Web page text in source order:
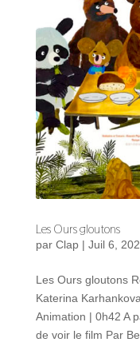
Les Ours gloutons
par Clap| Juil 6,
Les Ours gloutons
Katerina
Animation | 0h42 A
de voir le film Par